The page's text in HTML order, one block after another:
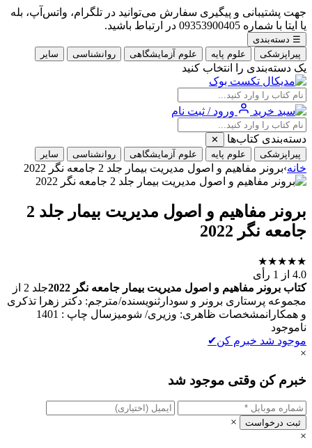
جهت پشتیبانی و پیگیری سفارش می‌توانید در تلگرام، واتس‌آپ، بله
یا ایتا با شماره 09353900405 در ارتباط باشید.
☰ دسته‌بندی
پیراپزشکی
علوم پایه علوم آزمایشگاهی روانشناسی سایر
یک دسته‌بندی را انتخاب کنید
ورود / ثبت نام
دسته‌بندی کتاب‌ها
✕
پیراپزشکی
علوم پایه علوم آزمایشگاهی روانشناسی سایر
خانه›برونر مفاهیم و اصول مدیریت بیمار جلد 2 جامعه نگر 2022
برونر مفاهیم و اصول مدیریت بیمار جلد 2
جامعه نگر 2022
★
★
★
★
★
4.0 از 1 رأی
کتاب برونر مفاهیم و اصول مدیریت بیمار جامعه نگر 2022
جلد 2 از
مجموعه پرستاری برونر و سودارثنویسنده/مترجم: دکتر زهرا تذکری
و همکارانمشخصات ظاهری: وزیری/ شومیزسال چاپ : 1401
ناموجود
موجود شد خبرم کن✔
×
خبرم کن وقتی موجود شد
ثبت درخواست
×
×